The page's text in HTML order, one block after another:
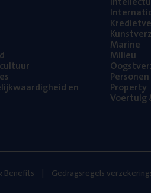
en
Mari­ne
Mili­eu
Per­so­nen
Pro­per­ty
Voer­tuig
Benefits Gedragsregels